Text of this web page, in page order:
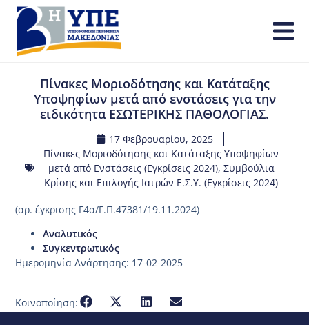
Πίνακες Μοριοδότησης και Κατάταξης
Υποψηφίων μετά από ενστάσεις για την
ειδικότητα ΕΣΩΤΕΡΙΚΗΣ ΠΑΘΟΛΟΓΙΑΣ.
17 Φεβρουαρίου, 2025
Πίνακες Μοριοδότησης και Κατάταξης Υποψηφίων
μετά από Ενστάσεις (Εγκρίσεις 2024), Συμβούλια
Κρίσης και Επιλογής Ιατρών Ε.Σ.Υ. (Εγκρίσεις 2024)
(αρ. έγκρισης Γ4α/Γ.Π.47381/19.11.2024)
Αναλυτικός
Συγκεντρωτικός
Ημερομηνία Ανάρτησης: 17-02-2025
Κοινοποίηση: